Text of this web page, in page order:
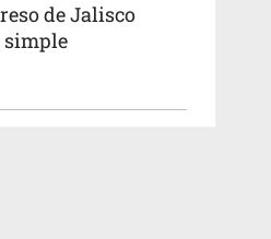
de Jalisco